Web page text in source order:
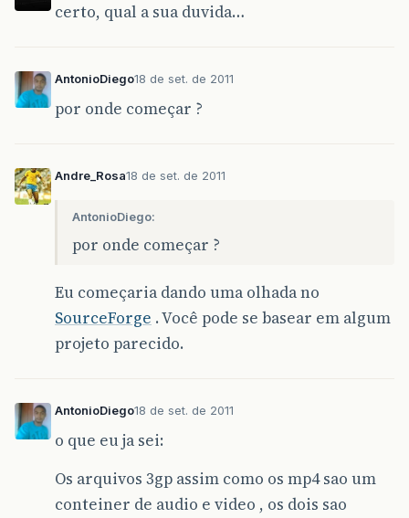
certo, qual a sua duvida…
AntonioDiego18 de set. de 2011
por onde começar ?
Andre_Rosa18 de set. de 2011
AntonioDiego:
por onde começar ?
Eu começaria dando uma olhada no
SourceForge . Você pode se basear em algum
projeto parecido.
AntonioDiego18 de set. de 2011
o que eu ja sei:
Os arquivos 3gp assim como os mp4 sao um
conteiner de audio e video , os dois sao